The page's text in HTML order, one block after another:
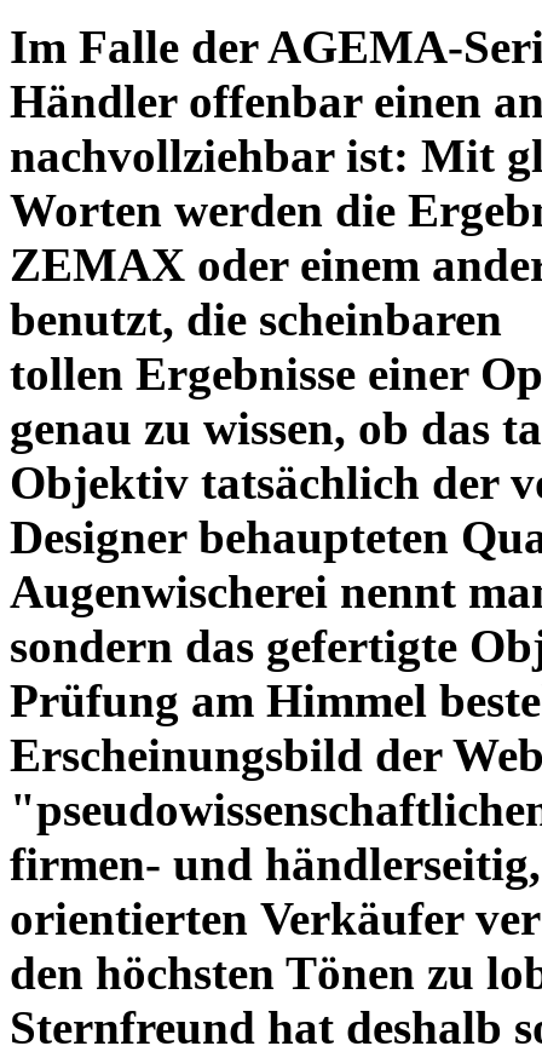
Im Falle der AGEMA-
Händler offenbar einen
nachvollziehbar ist: Mit
Worten werden die
ZEMAX oder einem
benutzt, die scheinbaren
tollen Ergebnisse einer
genau zu wissen, ob das
Objektiv tatsächlich der
Designer behaupteten
Augenwischerei nennt
sondern das gefertigte
Prüfung am Himmel
Erscheinungsbild der
firmen- und
orientierten Verkäufer
den höchsten Tönen zu
Sternfreund hat deshalb